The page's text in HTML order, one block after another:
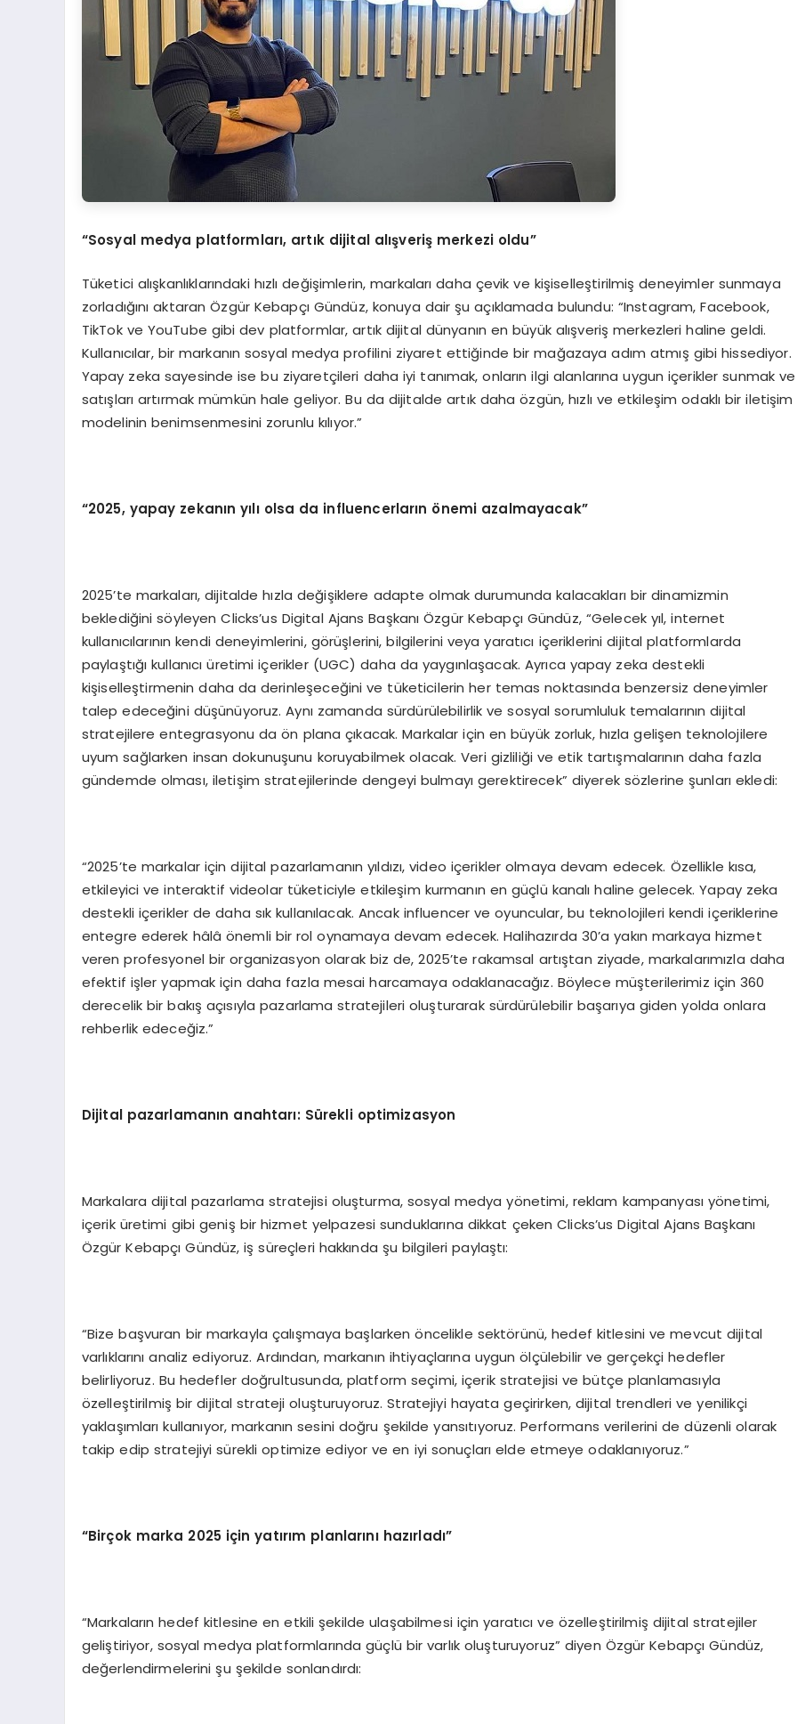
“Sosyal medya platformları, artık dijital alışveriş merkezi oldu”
Tüketici alışkanlıklarındaki hızlı değişimlerin, markaları daha çevik ve kişiselleştirilmiş deneyimler sunmaya
zorladığını aktaran Özgür Kebapçı Gündüz, konuya dair şu açıklamada bulundu: “Instagram, Facebook,
TikTok ve YouTube gibi dev platformlar, artık dijital dünyanın en büyük alışveriş merkezleri haline geldi.
Kullanıcılar, bir markanın sosyal medya profilini ziyaret ettiğinde bir mağazaya adım atmış gibi hissediyor.
Yapay zeka sayesinde ise bu ziyaretçileri daha iyi tanımak, onların ilgi alanlarına uygun içerikler sunmak ve
satışları artırmak mümkün hale geliyor. Bu da dijitalde artık daha özgün, hızlı ve etkileşim odaklı bir iletişim
modelinin benimsenmesini zorunlu kılıyor.”
“2025, yapay zekanın yılı olsa da influencerların önemi azalmayacak”
2025’te markaları, dijitalde hızla değişiklere adapte olmak durumunda kalacakları bir dinamizmin
beklediğini söyleyen Clicks’us Digital Ajans Başkanı Özgür Kebapçı Gündüz, “Gelecek yıl, internet
kullanıcılarının kendi deneyimlerini, görüşlerini, bilgilerini veya yaratıcı içeriklerini dijital platformlarda
paylaştığı kullanıcı üretimi içerikler (UGC) daha da yaygınlaşacak. Ayrıca yapay zeka destekli
kişiselleştirmenin daha da derinleşeceğini ve tüketicilerin her temas noktasında benzersiz deneyimler
talep edeceğini düşünüyoruz. Aynı zamanda sürdürülebilirlik ve sosyal sorumluluk temalarının dijital
stratejilere entegrasyonu da ön plana çıkacak. Markalar için en büyük zorluk, hızla gelişen teknolojilere
uyum sağlarken insan dokunuşunu koruyabilmek olacak. Veri gizliliği ve etik tartışmalarının daha fazla
gündemde olması, iletişim stratejilerinde dengeyi bulmayı gerektirecek” diyerek sözlerine şunları ekledi:
“2025’te markalar için dijital pazarlamanın yıldızı, video içerikler olmaya devam edecek. Özellikle kısa,
etkileyici ve interaktif videolar tüketiciyle etkileşim kurmanın en güçlü kanalı haline gelecek. Yapay zeka
destekli içerikler de daha sık kullanılacak. Ancak influencer ve oyuncular, bu teknolojileri kendi içeriklerine
entegre ederek hâlâ önemli bir rol oynamaya devam edecek. Halihazırda 30’a yakın markaya hizmet
veren profesyonel bir organizasyon olarak biz de, 2025’te rakamsal artıştan ziyade, markalarımızla daha
efektif işler yapmak için daha fazla mesai harcamaya odaklanacağız. Böylece müşterilerimiz için 360
derecelik bir bakış açısıyla pazarlama stratejileri oluşturarak sürdürülebilir başarıya giden yolda onlara
rehberlik edeceğiz.”
Dijital pazarlamanın anahtarı: Sürekli optimizasyon
Markalara dijital pazarlama stratejisi oluşturma, sosyal medya yönetimi, reklam kampanyası yönetimi,
içerik üretimi gibi geniş bir hizmet yelpazesi sunduklarına dikkat çeken Clicks’us Digital Ajans Başkanı
Özgür Kebapçı Gündüz, iş süreçleri hakkında şu bilgileri paylaştı:
“Bize başvuran bir markayla çalışmaya başlarken öncelikle sektörünü, hedef kitlesini ve mevcut dijital
varlıklarını analiz ediyoruz. Ardından, markanın ihtiyaçlarına uygun ölçülebilir ve gerçekçi hedefler
belirliyoruz. Bu hedefler doğrultusunda, platform seçimi, içerik stratejisi ve bütçe planlamasıyla
özelleştirilmiş bir dijital strateji oluşturuyoruz. Stratejiyi hayata geçirirken, dijital trendleri ve yenilikçi
yaklaşımları kullanıyor, markanın sesini doğru şekilde yansıtıyoruz. Performans verilerini de düzenli olarak
takip edip stratejiyi sürekli optimize ediyor ve en iyi sonuçları elde etmeye odaklanıyoruz.”
“Birçok marka 2025 için yatırım planlarını hazırladı”
“Markaların hedef kitlesine en etkili şekilde ulaşabilmesi için yaratıcı ve özelleştirilmiş dijital stratejiler
geliştiriyor, sosyal medya platformlarında güçlü bir varlık oluşturuyoruz” diyen Özgür Kebapçı Gündüz,
değerlendirmelerini şu şekilde sonlandırdı: